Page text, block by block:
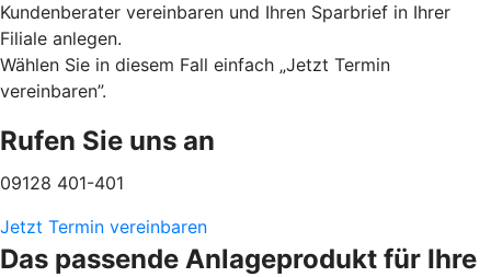
Kundenberater vereinbaren und Ihren Sparbrief in Ihrer
Filiale anlegen.
Wählen Sie in diesem Fall einfach „Jetzt Termin
vereinbaren”.
Rufen Sie uns an
09128 401-401
Jetzt Termin vereinbaren
Das passende Anlageprodukt für Ihre